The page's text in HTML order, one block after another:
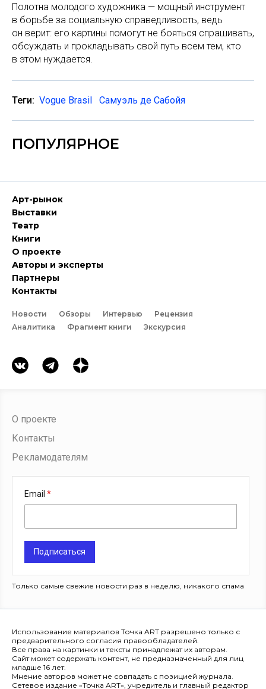
Полотна молодого художника — мощный инструмент
в борьбе за социальную справедливость, ведь
он верит: его картины помогут не бояться спрашивать,
обсуждать и прокладывать свой путь всем тем, кто
в этом нуждается.
Теги: Vogue Brasil Самуэль де Сабойя
ПОПУЛЯРНОЕ
Арт-рынок
Выставки
Театр
Книги
О проекте
Авторы и эксперты
Партнеры
Контакты
Новости Обзоры Интервью
Рецензия
Аналитика
Фрагмент книги Экскурсия
О проекте
Контакты
Рекламодателям
Email
Подписаться
Только самые свежие новости раз в неделю, никакого спама
Использование материалов Точка ART разрешено только с
предварительного согласия правообладателей.
Все права на картинки и тексты принадлежат их авторам.
Сайт может содержать контент, не предназначенный для лиц
младше 16 лет.
Мнение авторов может не совпадать с позицией журнала.
Сетевое издание «Точка ART», учредитель и главный редактор